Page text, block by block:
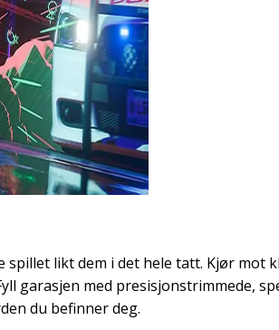
likt dem i det hele tatt. Kjør
med presisjonstrimmede,
du befinner deg.